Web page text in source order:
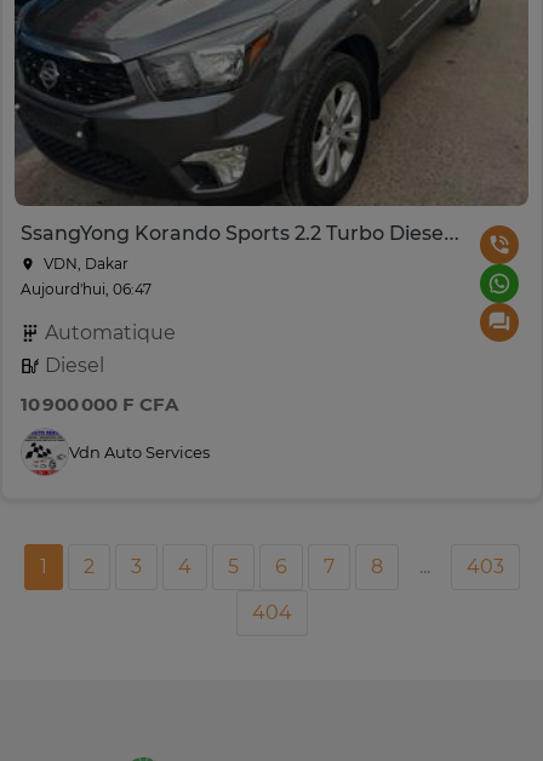
SsangYong Korando Sports 2.2 Turbo Diesel 4WD
VDN, Dakar
Aujourd'hui, 06:47
Automatique
Diesel
10 900 000 F CFA
Vdn Auto Services
1 2 3 4 5 6 7 8 ...
403
404